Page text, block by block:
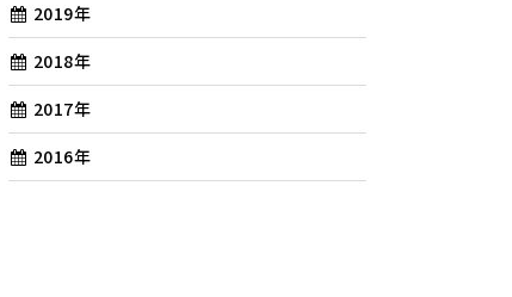
2019年
2018年
2017年
2016年